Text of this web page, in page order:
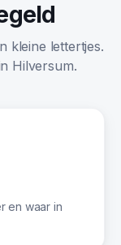
kleine lettertjes.
Hilversum.
en waar in